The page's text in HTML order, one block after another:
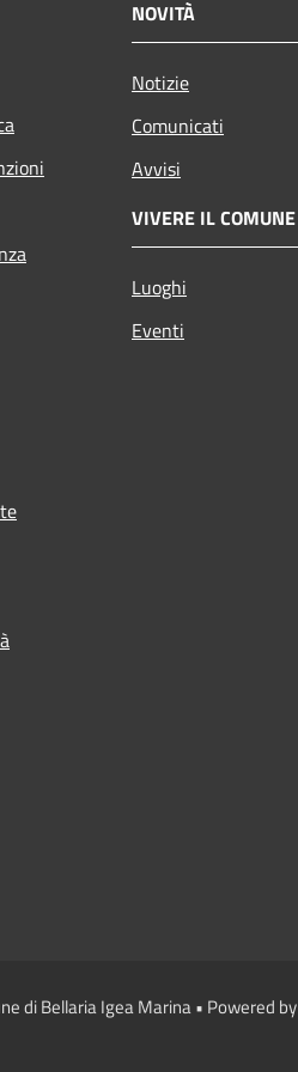
NOVITÀ
Notizie
Comunicati
Avvisi
VIVERE IL COMUNE
Luoghi
Eventi
di Bellaria Igea Marina • Powered by